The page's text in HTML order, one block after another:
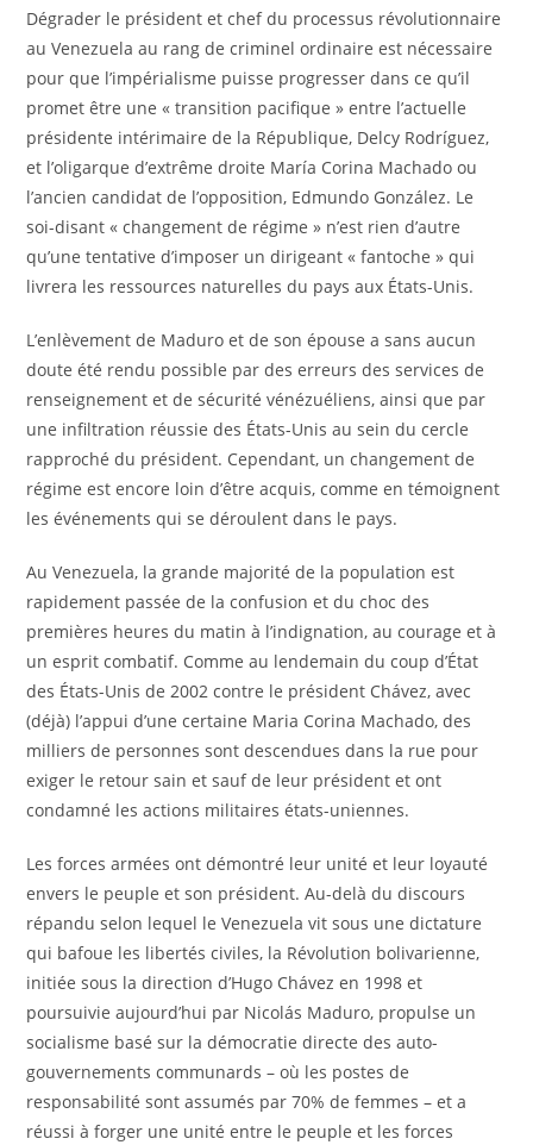
Dégrader le président et chef du processus révolutionnaire
au Venezuela au rang de criminel ordinaire est nécessaire
pour que l’impérialisme puisse progresser dans ce qu’il
promet être une « transition pacifique » entre l’actuelle
présidente intérimaire de la République, Delcy Rodríguez,
et l’oligarque d’extrême droite María Corina Machado ou
l’ancien candidat de l’opposition, Edmundo González. Le
soi-disant « changement de régime » n’est rien d’autre
qu’une tentative d’imposer un dirigeant « fantoche » qui
livrera les ressources naturelles du pays aux États-Unis.
L’enlèvement de Maduro et de son épouse a sans aucun
doute été rendu possible par des erreurs des services de
renseignement et de sécurité vénézuéliens, ainsi que par
une infiltration réussie des États-Unis au sein du cercle
rapproché du président. Cependant, un changement de
régime est encore loin d’être acquis, comme en témoignent
les événements qui se déroulent dans le pays.
Au Venezuela, la grande majorité de la population est
rapidement passée de la confusion et du choc des
premières heures du matin à l’indignation, au courage et à
un esprit combatif. Comme au lendemain du coup d’État
des États-Unis de 2002 contre le président Chávez, avec
(déjà) l’appui d’une certaine Maria Corina Machado, des
milliers de personnes sont descendues dans la rue pour
exiger le retour sain et sauf de leur président et ont
condamné les actions militaires états-uniennes.
Les forces armées ont démontré leur unité et leur loyauté
envers le peuple et son président. Au-delà du discours
répandu selon lequel le Venezuela vit sous une dictature
qui bafoue les libertés civiles, la Révolution bolivarienne,
initiée sous la direction d’Hugo Chávez en 1998 et
poursuivie aujourd’hui par Nicolás Maduro, propulse un
socialisme basé sur la démocratie directe des auto-
gouvernements communards – où les postes de
responsabilité sont assumés par 70% de femmes – et a
réussi à forger une unité entre le peuple et les forces